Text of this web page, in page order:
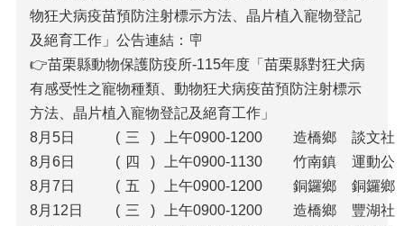
物狂犬病疫苗預防注射標示方法、晶片植入寵物登記
及絕育工作」公告連結：🪧
👉苗栗縣動物保護防疫所-115年度「苗栗縣對狂犬病
有感受性之寵物種類、動物狂犬病疫苗預防注射標示
方法、晶片植入寵物登記及絕育工作」
8月5日
( 三 ) 上午0900-1200 造橋鄉
談文社
8月6日
( 四 ) 上午0900-1130 竹南鎮
運動公
8月7日
( 五 ) 上午0900-1200 銅鑼鄉
銅鑼鄉
8月12日
( 三 ) 上午0900-1200 造橋鄉
豐湖社